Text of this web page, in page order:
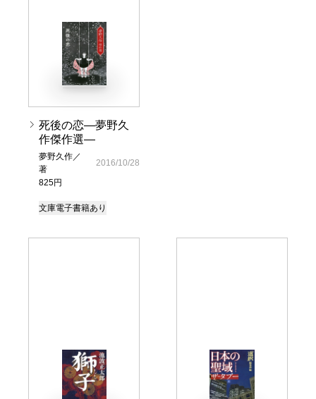
死後の恋―夢野久
作傑作選―
夢野久作／
著
825円
2016/10/28
文庫電子書籍あり